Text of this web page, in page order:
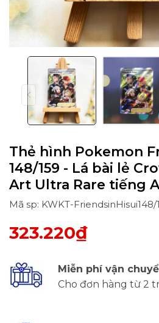
Thẻ hình Pokemon
148/159 - Lá bài lẻ
Art Ultra Rare tiếng
Mã sp: KWKT-FriendsinHisui148/
323.220₫
Miễn phí vận
Cho đơn hàng từ 2